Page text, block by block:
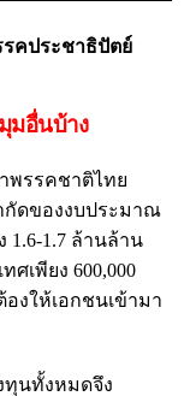
คประชาธิปัตย์
มอื่นบ้าง
พรรคชาติไทย
กัดของงบประมาณ
1.6-1.7 ล้านล้าน
เพียง 600,000
งให้เอกชนเข้ามา
ทุนทั้งหมดจึง